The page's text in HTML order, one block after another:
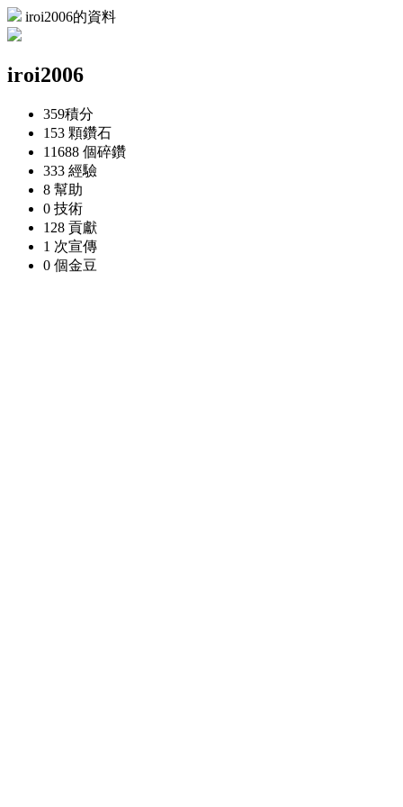
iroi2006的資料
iroi2006
359積分
153 顆鑽石
11688 個碎鑽
333 經驗
8 幫助
0 技術
128 貢獻
1 次宣傳
0 個金豆